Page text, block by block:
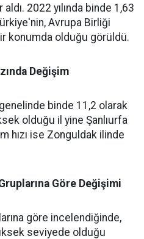
aldı. 2022 yılında binde 1,63
Avrupa Birliği
konumda olduğu görüldü.
Değişim
binde 11,2 olarak
olduğu il yine Şanlıurfa
hızı ise Zonguldak ilinde
Göre Değişimi
göre incelendiğinde,
seviyede olduğu